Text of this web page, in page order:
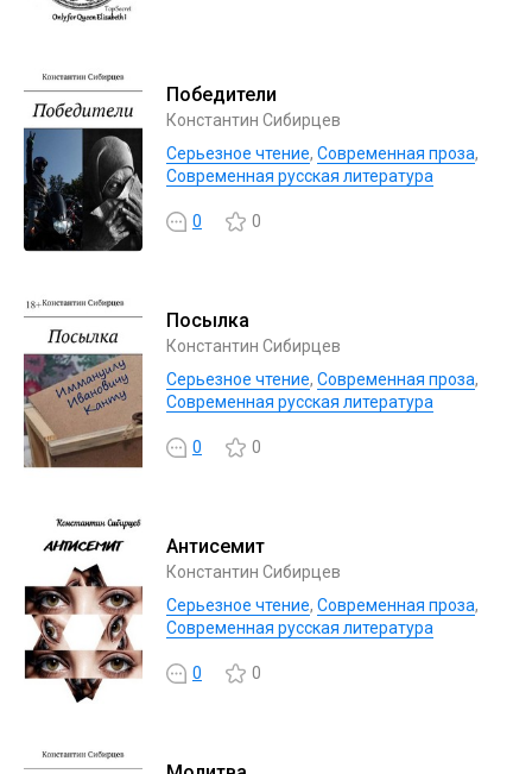
Победители
Константин Сибирцев
Серьезное чтение, Современная проза,
Современная русская литература
0 0
Посылка
Константин Сибирцев
Серьезное чтение, Современная проза,
Современная русская литература
0 0
Антисемит
Константин Сибирцев
Серьезное чтение, Современная проза,
Современная русская литература
0 0